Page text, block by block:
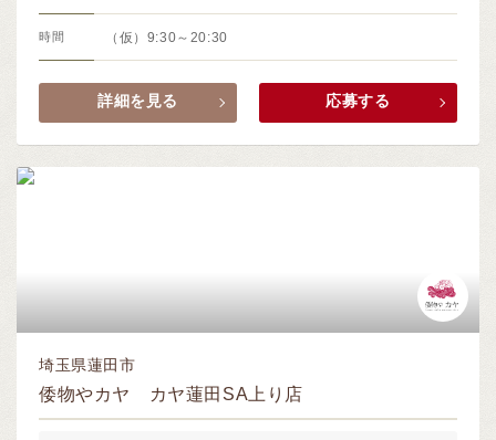
時間 （仮）9:30～20:30
詳細を見る 応募する
埼玉県蓮田市
倭物やカヤ カヤ蓮田SA上り店